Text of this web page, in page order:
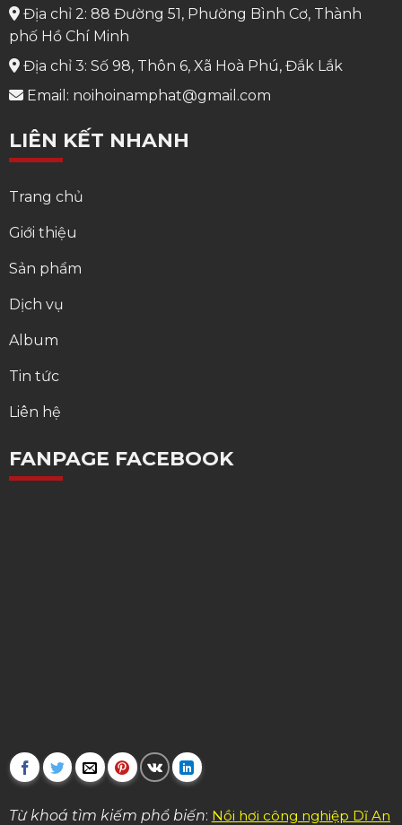
Địa chỉ 2: 88 Đường 51, Phường Bình Cơ, Thành
phố Hồ Chí Minh
Địa chỉ 3: Số 98, Thôn 6, Xã Hoà Phú, Đắk Lắk
Email: noihoinamphat@gmail.com
LIÊN KẾT NHANH
Trang chủ
Giới thiệu
Sản phẩm
Dịch vụ
Album
Tin tức
Liên hệ
FANPAGE FACEBOOK
Từ khoá tìm kiếm phổ biến: Nồi hơi công nghiệp Dĩ An